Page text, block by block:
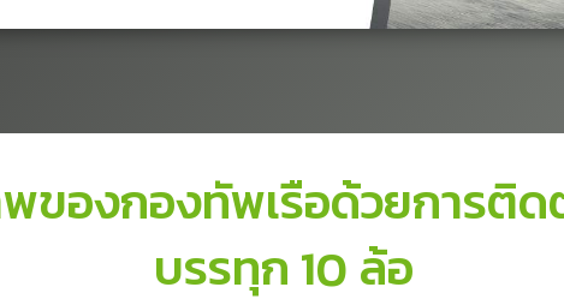
ของกองทัพเรือด้วยการติด
บรรทุก 10 ล้อ